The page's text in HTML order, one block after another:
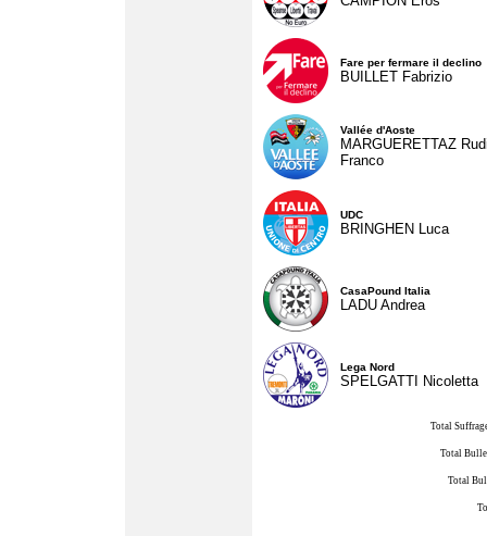
Fare per fermare il declino
BUILLET Fabrizio
Vallée d'Aoste
MARGUERETTAZ
Franco
UDC
BRINGHEN Luca
CasaPound Italia
LADU Andrea
Lega Nord
SPELGATTI Nicoletta
Total
Total
Total